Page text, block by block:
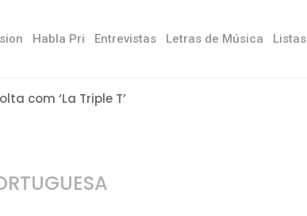
Habla Pri Entrevistas Letras de Música Listas
com ‘La Triple T’